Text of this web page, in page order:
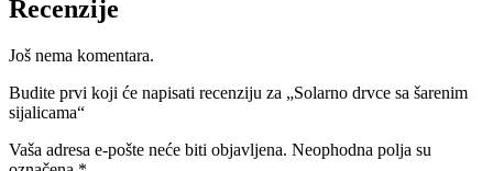
Recenzije
Još nema komentara.
Budite prvi koji će napisati recenziju za „Solarno drvce sa šarenim
sijalicama“
Vaša adresa e-pošte neće biti objavljena. Neophodna polja su